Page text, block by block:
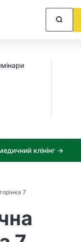
клінінг →
7